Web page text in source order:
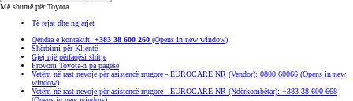
Të drejtat e autorit © Toyota 2026
Rregullorja e faqes Toyota
Rregullimet e e-privatësisë
Politika e Privatësisë së Të Dhënave